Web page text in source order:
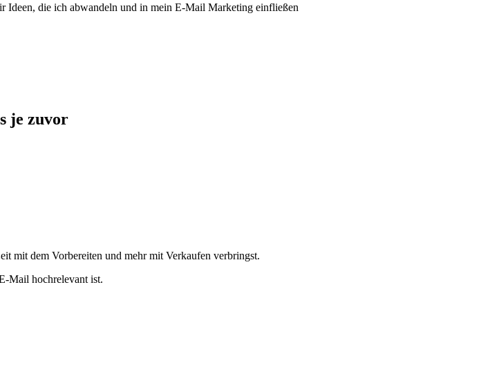
Ideen, die ich abwandeln und in mein E-Mail Marketing einfließen
je zuvor
mit dem Vorbereiten und mehr mit Verkaufen verbringst.
Mail hochrelevant ist.